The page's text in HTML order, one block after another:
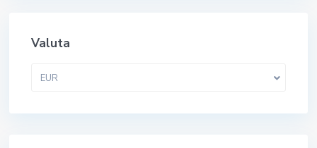
Valuta
EUR